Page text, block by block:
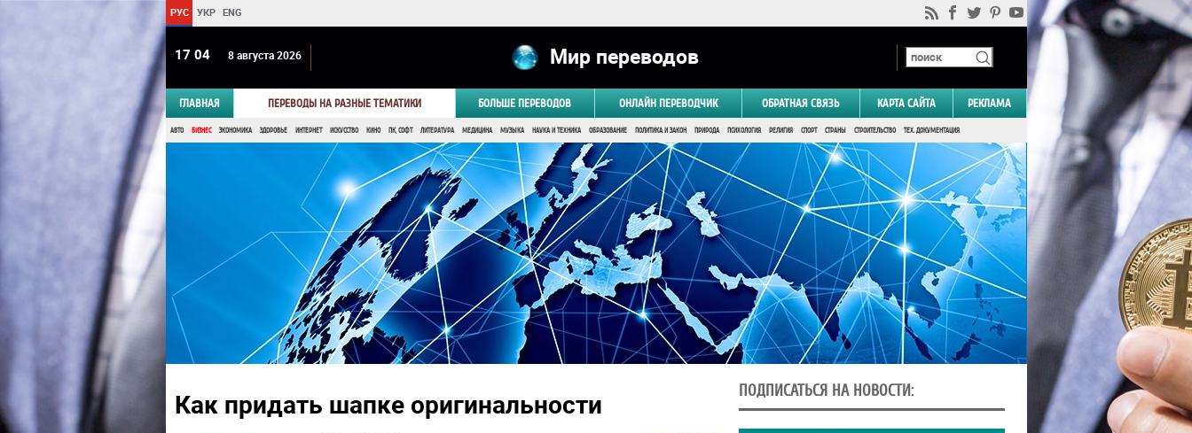
РУС УКР ENG
17:04 8 августа 2026 Мир переводов
ГЛАВНАЯ ПЕРЕВОДЫ НА РАЗНЫЕ ТЕМАТИКИ БОЛЬШЕ ПЕРЕВОДОВ ОНЛАЙН ПЕРЕВОДЧИК ОБРАТНАЯ СВЯЗЬ КАРТА САЙТА РЕКЛАМА
АВТО БИЗНЕС ЭКОНОМИКА ЗДОРОВЬЕ ИНТЕРНЕТ ИСКУССТВО КИНО ПК, СОФТ ЛИТЕРАТУРА МЕДИЦИНА МУЗЫКА НАУКА И ТЕХНИКА ОБРАЗОВАНИЕ ПОЛИТИКА И ЗАКОН ПРИРОДА ПСИХОЛОГИЯ РЕЛИГИЯ СПОРТ СТРАНЫ СТРОИТЕЛЬСТВО ТЕХ. ДОКУМЕНТАЦИЯ
Как придать шапке оригинальности ПОДПИСАТЬСЯ НА НОВОСТИ: